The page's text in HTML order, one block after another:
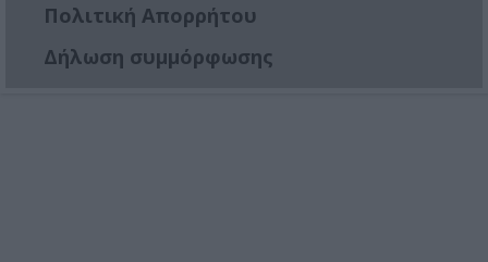
Πολιτική Απορρήτου
Δήλωση συμμόρφωσης